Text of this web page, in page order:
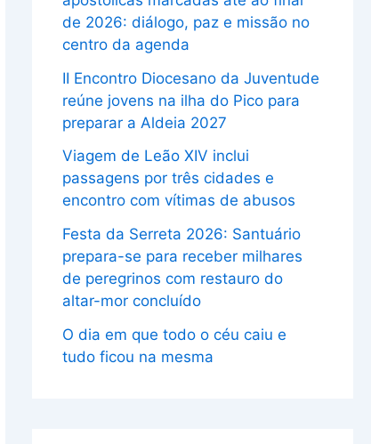
de 2026: diálogo, paz e missão no
centro da agenda
II Encontro Diocesano da Juventude
reúne jovens na ilha do Pico para
preparar a Aldeia 2027
Viagem de Leão XIV inclui
passagens por três cidades e
encontro com vítimas de abusos
Festa da Serreta 2026: Santuário
prepara-se para receber milhares
de peregrinos com restauro do
altar-mor concluído
O dia em que todo o céu caiu e
tudo ficou na mesma